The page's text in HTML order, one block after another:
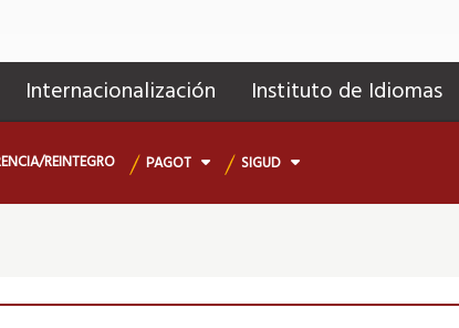
Internacionalización Instituto de Idiomas
REINTEGRO PAGOT SIGUD